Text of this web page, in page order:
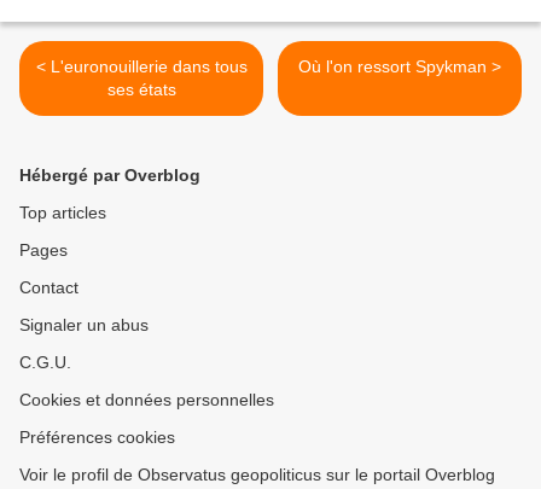
< L'euronouillerie dans tous
ses états
Où l'on ressort Spykman >
Hébergé par Overblog
Top articles
Pages
Contact
Signaler un abus
C.G.U.
Cookies et données personnelles
Préférences cookies
Voir le profil de Observatus geopoliticus sur le portail Overblog